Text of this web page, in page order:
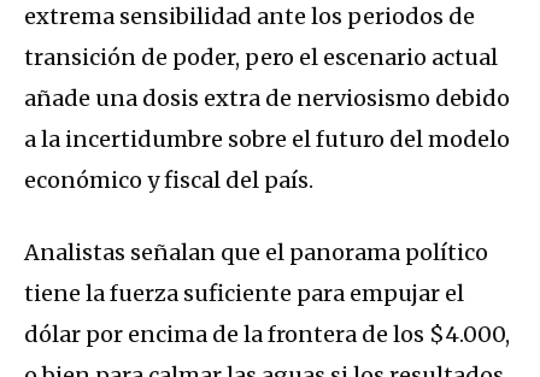
extrema sensibilidad ante los periodos de
transición de poder, pero el escenario actual
añade una dosis extra de nerviosismo debido
a la incertidumbre sobre el futuro del modelo
económico y fiscal del país.
Analistas señalan que el panorama político
tiene la fuerza suficiente para empujar el
dólar por encima de la frontera de los $4.000,